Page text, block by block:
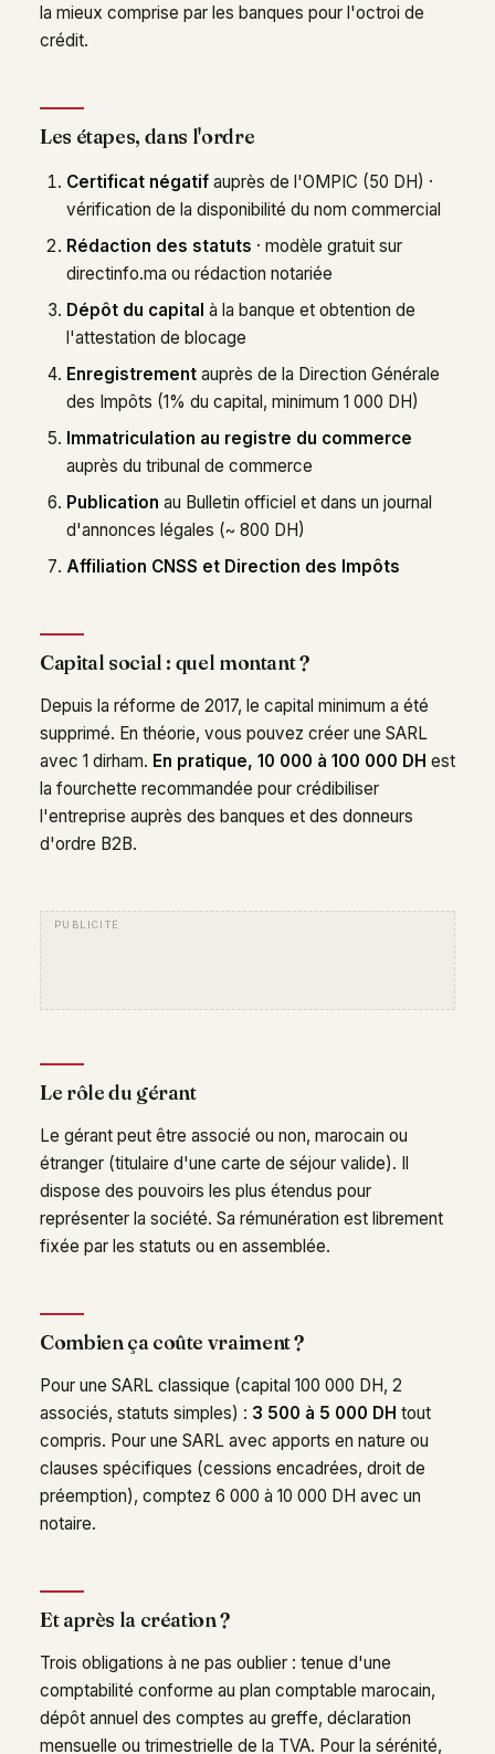
la mieux comprise par les banques pour l'octroi de
crédit.
Les étapes, dans l'ordre
Certificat négatif auprès de l'OMPIC (50 DH) ·
vérification de la disponibilité du nom commercial
Rédaction des statuts · modèle gratuit sur
directinfo.ma ou rédaction notariée
Dépôt du capital à la banque et obtention de
l'attestation de blocage
Enregistrement auprès de la Direction Générale
des Impôts (1% du capital, minimum 1 000 DH)
Immatriculation au registre du commerce
auprès du tribunal de commerce
Publication au Bulletin officiel et dans un journal
d'annonces légales (~ 800 DH)
Affiliation CNSS et Direction des Impôts
Capital social : quel montant ?
Depuis la réforme de 2017, le capital minimum a été
supprimé. En théorie, vous pouvez créer une SARL
avec 1 dirham. En pratique, 10 000 à 100 000 DH est
la fourchette recommandée pour crédibiliser
l'entreprise auprès des banques et des donneurs
d'ordre B2B.
Le rôle du gérant
Le gérant peut être associé ou non, marocain ou
étranger (titulaire d'une carte de séjour valide). Il
dispose des pouvoirs les plus étendus pour
représenter la société. Sa rémunération est librement
fixée par les statuts ou en assemblée.
Combien ça coûte vraiment ?
Pour une SARL classique (capital 100 000 DH, 2
associés, statuts simples) : 3 500 à 5 000 DH tout
compris. Pour une SARL avec apports en nature ou
clauses spécifiques (cessions encadrées, droit de
préemption), comptez 6 000 à 10 000 DH avec un
notaire.
Et après la création ?
Trois obligations à ne pas oublier : tenue d'une
comptabilité conforme au plan comptable marocain,
dépôt annuel des comptes au greffe, déclaration
mensuelle ou trimestrielle de la TVA. Pour la sérénité,